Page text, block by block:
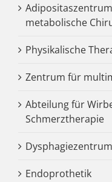
metabolische
Physikalische
Zentrum für
Abteilung für
Schmerztherapie
Dysphagiezentrum
Endoprothetik